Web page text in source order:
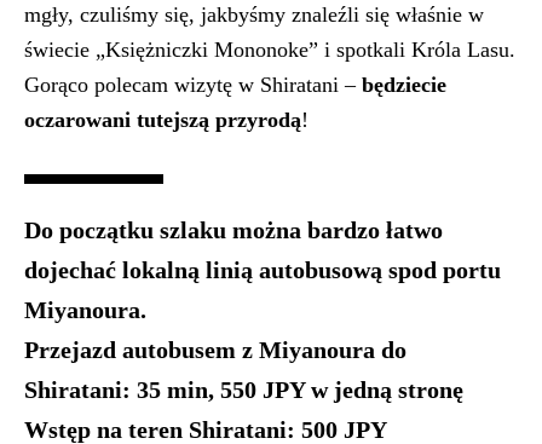
mgły, czuliśmy się, jakbyśmy znaleźli się właśnie w
świecie „Księżniczki Mononoke” i spotkali Króla Lasu.
Gorąco polecam wizytę w Shiratani – będziecie
oczarowani tutejszą przyrodą!
Do początku szlaku można bardzo łatwo
dojechać lokalną linią autobusową spod portu
Miyanoura.
Przejazd autobusem z Miyanoura do
Shiratani: 35 min, 550 JPY w jedną stronę
Wstęp na teren Shiratani: 500 JPY